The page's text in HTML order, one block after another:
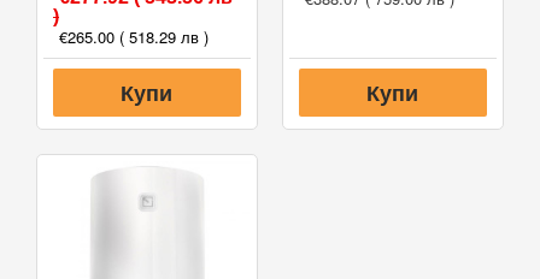
)
€265.00 ( 518.29 лв )
Купи Купи